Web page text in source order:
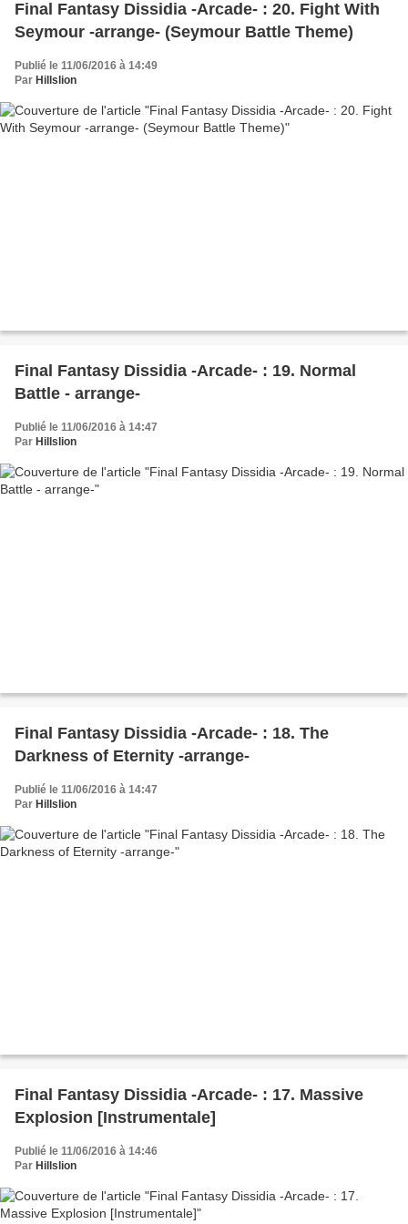
Final Fantasy Dissidia -Arcade- : 20. Fight With
Seymour -arrange- (Seymour Battle Theme)
Publié le 11/06/2016 à 14:49
Par Hillslion
Final Fantasy Dissidia -Arcade- : 19. Normal
Battle - arrange-
Publié le 11/06/2016 à 14:47
Par Hillslion
Final Fantasy Dissidia -Arcade- : 18. The
Darkness of Eternity -arrange-
Publié le 11/06/2016 à 14:47
Par Hillslion
Final Fantasy Dissidia -Arcade- : 17. Massive
Explosion [Instrumentale]
Publié le 11/06/2016 à 14:46
Par Hillslion